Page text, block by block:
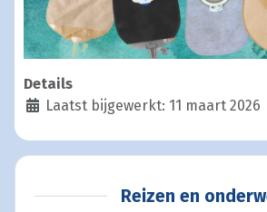
Details
Laatst bijgewerkt: 11 maart 2026
Reizen en